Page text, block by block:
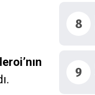
8
9